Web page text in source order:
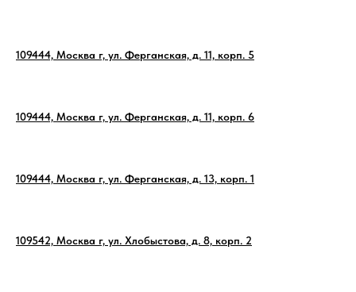
109444, Москва г, ул. Ферганская, д. 11, корп. 5
109444, Москва г, ул. Ферганская, д. 11, корп. 6
109444, Москва г, ул. Ферганская, д. 13, корп. 1
109542, Москва г, ул. Хлобыстова, д. 8, корп. 2